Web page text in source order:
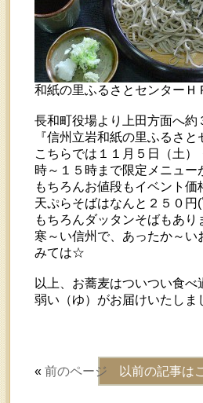
和紙の里ふるさとセンターＨ
長和町役場より上田方面へ約
『信州立岩和紙の里ふるさと
こちらでは１１月５日（土）
時～１５時まで限定メニュー
もちろんお値段もイベント価
天ぷらそばはなんと２５０円(
もちろんダッタンそばもあり
寒～い信州で、あったか～い
みては☆
以上、お蕎麦はついつい食べ
弱い（ゆ）がお届けいたしま
« 前のページ 以前の記事は